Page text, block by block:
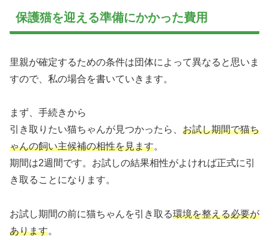
保護猫を迎える準備にかかった費用
里親が確定するための条件は団体によって異なると思いま
すので、私の場合を書いていきます。
まず、手続きから
引き取りたい猫ちゃんが見つかったら、 お試し期間で猫ち
ゃんの飼い主候補の相性を見ます。
期間は2週間です。お試しの結果相性がよければ正式に引
き取ることになります。
お試し期間の前に猫ちゃんを引き取る環境を整える必要が
あります。